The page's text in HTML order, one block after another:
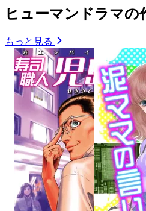
ヒューマンドラマの
もっと見る